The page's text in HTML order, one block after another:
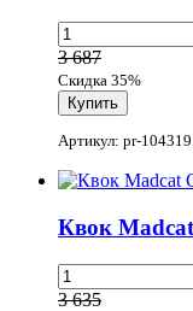
3 687
Скидка 35%
Артикул: pr-104319
Квок
3 635